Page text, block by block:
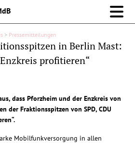
> Pressemitteilungen
in Berlin Mast:
profitieren“
dass Pforzheim und der Enzkreis von
der Fraktionsspitzen von SPD, CDU
Mobilfunkversorgung in allen